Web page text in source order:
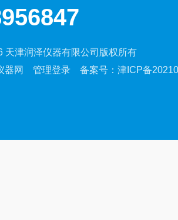
天津润泽仪器有限公司版权所有
器网 管理登录 备案号： 津ICP备